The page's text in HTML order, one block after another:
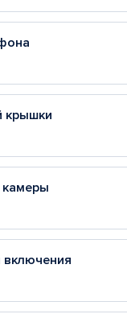
крышки
камеры
включения